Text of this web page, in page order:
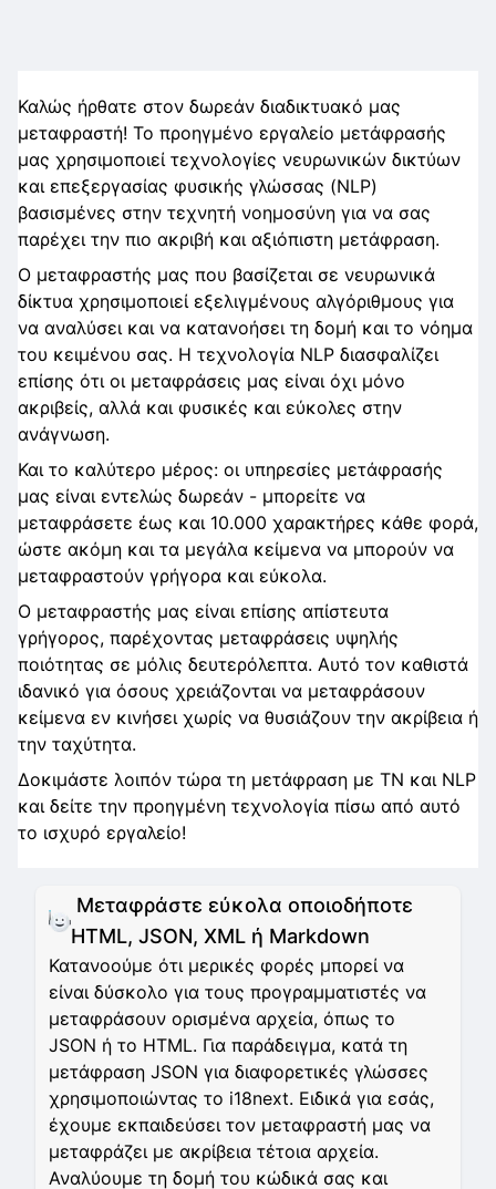
Καλώς ήρθατε στον δωρεάν διαδικτυακό μας
μεταφραστή! Το προηγμένο εργαλείο μετάφρασής
μας χρησιμοποιεί τεχνολογίες νευρωνικών δικτύων
και επεξεργασίας φυσικής γλώσσας (NLP)
βασισμένες στην τεχνητή νοημοσύνη για να σας
παρέχει την πιο ακριβή και αξιόπιστη μετάφραση.
Ο μεταφραστής μας που βασίζεται σε νευρωνικά
δίκτυα χρησιμοποιεί εξελιγμένους αλγόριθμους για
να αναλύσει και να κατανοήσει τη δομή και το νόημα
του κειμένου σας. Η τεχνολογία NLP διασφαλίζει
επίσης ότι οι μεταφράσεις μας είναι όχι μόνο
ακριβείς, αλλά και φυσικές και εύκολες στην
ανάγνωση.
Και το καλύτερο μέρος: οι υπηρεσίες μετάφρασής
μας είναι εντελώς δωρεάν - μπορείτε να
μεταφράσετε έως και 10.000 χαρακτήρες κάθε φορά,
ώστε ακόμη και τα μεγάλα κείμενα να μπορούν να
μεταφραστούν γρήγορα και εύκολα.
Ο μεταφραστής μας είναι επίσης απίστευτα
γρήγορος, παρέχοντας μεταφράσεις υψηλής
ποιότητας σε μόλις δευτερόλεπτα. Αυτό τον καθιστά
ιδανικό για όσους χρειάζονται να μεταφράσουν
κείμενα εν κινήσει χωρίς να θυσιάζουν την ακρίβεια ή
την ταχύτητα.
Δοκιμάστε λοιπόν τώρα τη μετάφραση με ΤΝ και NLP
και δείτε την προηγμένη τεχνολογία πίσω από αυτό
το ισχυρό εργαλείο!
Μεταφράστε εύκολα οποιοδήποτε
HTML, JSON, XML ή Markdown
Κατανοούμε ότι μερικές φορές μπορεί να
είναι δύσκολο για τους προγραμματιστές να
μεταφράσουν ορισμένα αρχεία, όπως το
JSON ή το HTML. Για παράδειγμα, κατά τη
μετάφραση JSON για διαφορετικές γλώσσες
χρησιμοποιώντας το i18next. Ειδικά για εσάς,
έχουμε εκπαιδεύσει τον μεταφραστή μας να
μεταφράζει με ακρίβεια τέτοια αρχεία.
Αναλύουμε τη δομή του κώδικά σας και